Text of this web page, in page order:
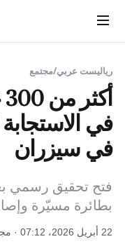
Menu
رياليست عربي/مجتمع
في
في سيزران
فتح تحقيق رسمي
بطائرة مسيّرة
22 أبريل 2026، 07:12 · مجتمع